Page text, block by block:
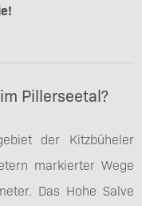
Pillerseetal?
der Kitzbüheler
markierter Wege
Das Hohe Salve